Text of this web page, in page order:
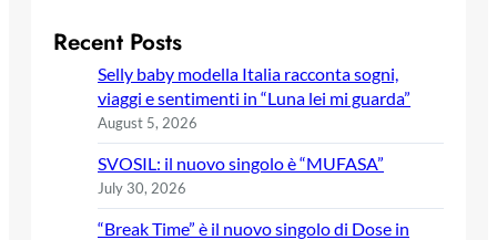
Recent Posts
Selly baby modella Italia racconta sogni,
viaggi e sentimenti in “Luna lei mi guarda”
August 5, 2026
SVOSIL: il nuovo singolo è “MUFASA”
July 30, 2026
“Break Time” è il nuovo singolo di Dose in